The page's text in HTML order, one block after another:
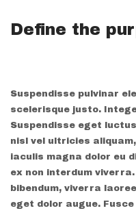
Define the
Suspendisse pulvinar
scelerisque justo.
Suspendisse eget
nisl vel ultricies
iaculis magna dolor eu
ex non interdum
bibendum, viverra
eget dolor augue.